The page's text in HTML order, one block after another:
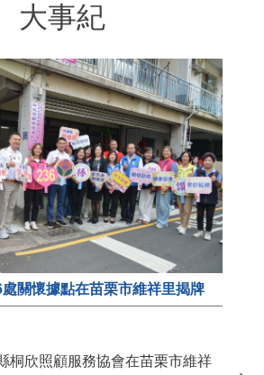
大事紀
關懷據點在苗栗市維祥里揭牌
桐欣照顧服務協會在苗栗市維祥